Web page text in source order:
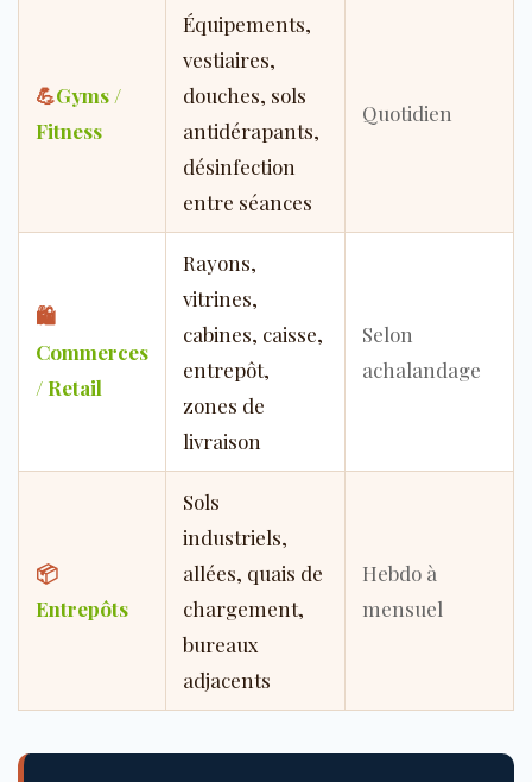
💪Gyms /
Fitness
Équipements,
vestiaires,
douches, sols
antidérapants,
désinfection
entre séances
Quotidien
🛍
Commerces
/ Retail
Rayons,
vitrines,
cabines, caisse,
entrepôt,
zones de
livraison
Selon
achalandage
📦
Entrepôts
Sols
industriels,
allées, quais de
chargement,
bureaux
adjacents
Hebdo à
mensuel